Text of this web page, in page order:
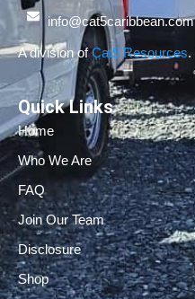
info@cat5caribbean.com
A division ofCat5 Resources.
Quick Links
Home
Who We Are
FAQ
Join Our Team
Disclosure
Shop